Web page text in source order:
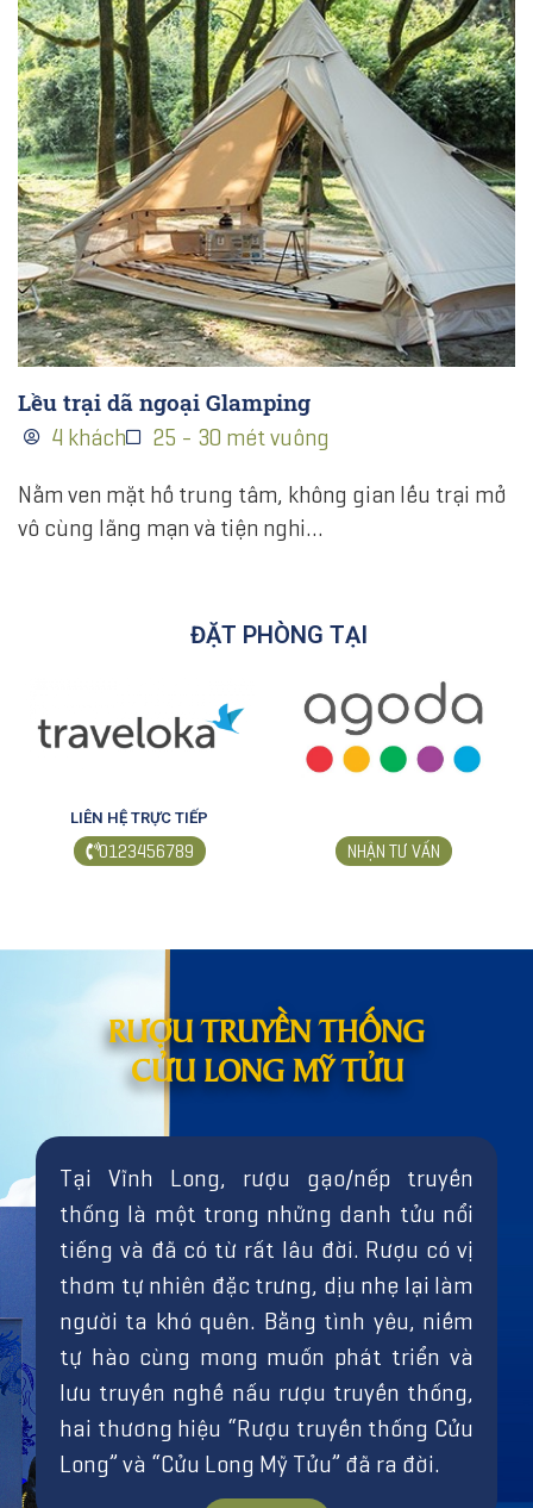
Lều trại dã ngoại Glamping
4 khách
25 - 30 mét vuông
Nằm ven mặt hồ trung tâm, không gian lều trại mở
vô cùng lãng mạn và tiện nghi…
ĐẶT PHÒNG TẠI
LIÊN HỆ TRỰC TIẾP
0123456789 NHẬN TƯ VẤN
RƯỢU TRUYỀN THỐNG
CỬU LONG MỸ TỬU
Tại Vĩnh Long, rượu gạo/nếp truyền
thống là một trong những danh tửu nổi
tiếng và đã có từ rất lâu đời. Rượu có vị
thơm tự nhiên đặc trưng, dịu nhẹ lại làm
người ta khó quên. Bằng tình yêu, niềm
tự hào cùng mong muốn phát triển và
lưu truyền nghề nấu rượu truyền thống,
hai thương hiệu “Rượu truyền thống Cửu
Long” và “Cửu Long Mỹ Tửu” đã ra đời.